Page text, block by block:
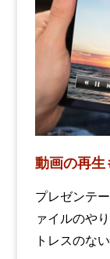
動画の再生
プレゼンテ
ァイルのや
トレスのな